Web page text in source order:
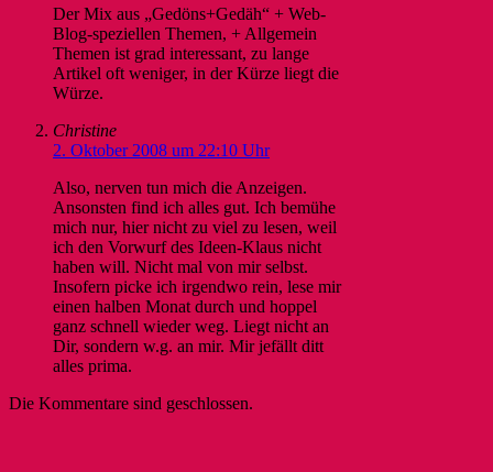
Der Mix aus „Gedöns+Gedäh“ + Web-
Blog-speziellen Themen, + Allgemein
Themen ist grad interessant, zu lange
Artikel oft weniger, in der Kürze liegt die
Würze.
Christine
2. Oktober 2008 um 22:10 Uhr
Also, nerven tun mich die Anzeigen.
Ansonsten find ich alles gut. Ich bemühe
mich nur, hier nicht zu viel zu lesen, weil
ich den Vorwurf des Ideen-Klaus nicht
haben will. Nicht mal von mir selbst.
Insofern picke ich irgendwo rein, lese mir
einen halben Monat durch und hoppel
ganz schnell wieder weg. Liegt nicht an
Dir, sondern w.g. an mir. Mir jefällt ditt
alles prima.
Die Kommentare sind geschlossen.